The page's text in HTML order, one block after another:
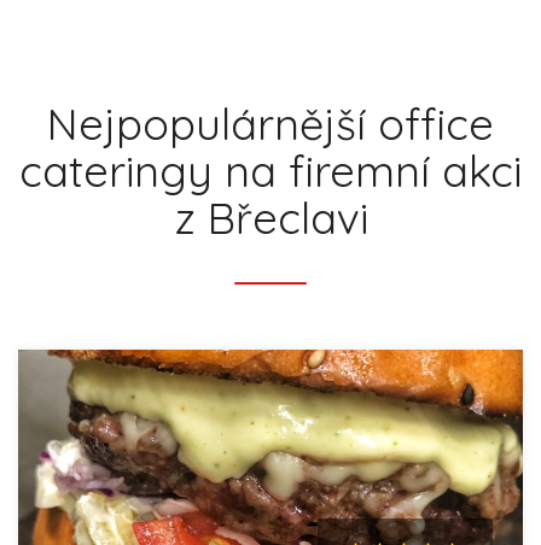
Nejpopulárnější office
cateringy na firemní akci
z Břeclavi